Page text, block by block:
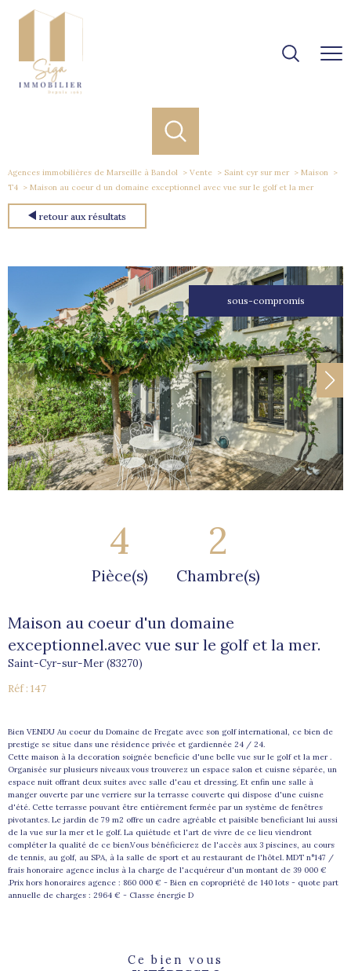
Agences immobilières de Marseille à Bandol Vente Saint cyr sur mer
Maison
T4
Maison au coeur d un domaine exceptionnel avec vue sur le golf et la mer
retour aux résultats
sous-compromis
4
Pièce(s)
2
Chambre(s)
Maison au coeur d'un domaine
exceptionnel.avec vue sur le golf et la mer.
Saint-Cyr-sur-Mer (83270)
Réf : 147
Bien VENDU Au coeur du Domaine de Fregate avec son golf international, ce bien de
prestige se situe dans une résidence privée et gardiennée 24 / 24.
Cette maison à la decoration soignée beneficie d'une belle vue sur le golf et la mer .
Organisée sur plusieurs niveaux vous trouverez un espace salon et cuisne séparée, un
espace nuit offrant deux suites avec salle d'eau et dressing. Et enfin une salle à
manger ouverte par une verriere sur la terrasse couverte qui dispose d'une cuisne
d'été. Cette terrasse pouvant être entièrement fermée par un système de fenêtres
pivotantes. Le jardin de 79 m2 offre un cadre agréable et paisible beneficiant lui aussi
de la vue sur la mer et le golf. La quiétude et l'art de vivre de ce lieu viendront
compléter la qualité de ce bien.Vous bénéficierez de l'accès aux 3 piscines, au cours
de tennis, au golf, au SPA, à la salle de sport et au restaurant de l'hôtel. MDT n°147 /
frais honoraire agence inclus à la charge de l'acquéreur d'un montant de 39 000 €
.Prix hors honoraires agence : 860 000 € - Bien en copropriété de 140 lots - quote part
annuelle de charges : 2964 € - Classe énergie D
Ce bien vous